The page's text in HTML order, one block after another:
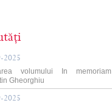
2025
volumului In memoriam
Gheorghiu
2025